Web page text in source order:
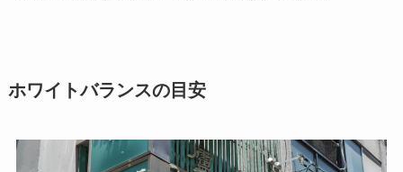
ホワイトバランスの目安